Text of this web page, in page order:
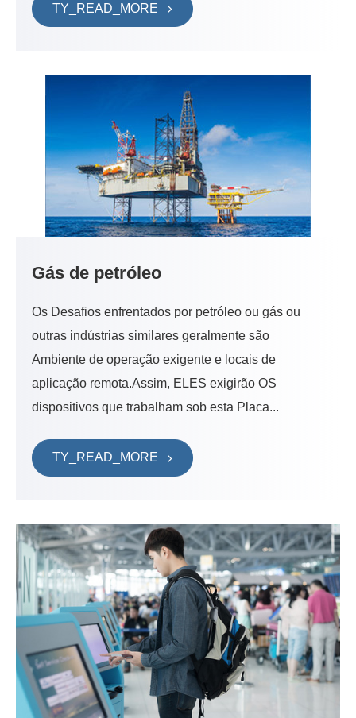
TY_READ_MORE
Gás de petróleo
Os Desafios enfrentados por petróleo ou gás ou
outras indústrias similares geralmente são
Ambiente de operação exigente e locais de
aplicação remota.Assim, ELES exigirão OS
dispositivos que trabalham sob esta Placa...
TY_READ_MORE